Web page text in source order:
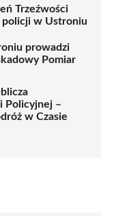
Trzeźwości
policji w Ustroniu
prowadzi
Pomiar
Policyjnej –
w Czasie